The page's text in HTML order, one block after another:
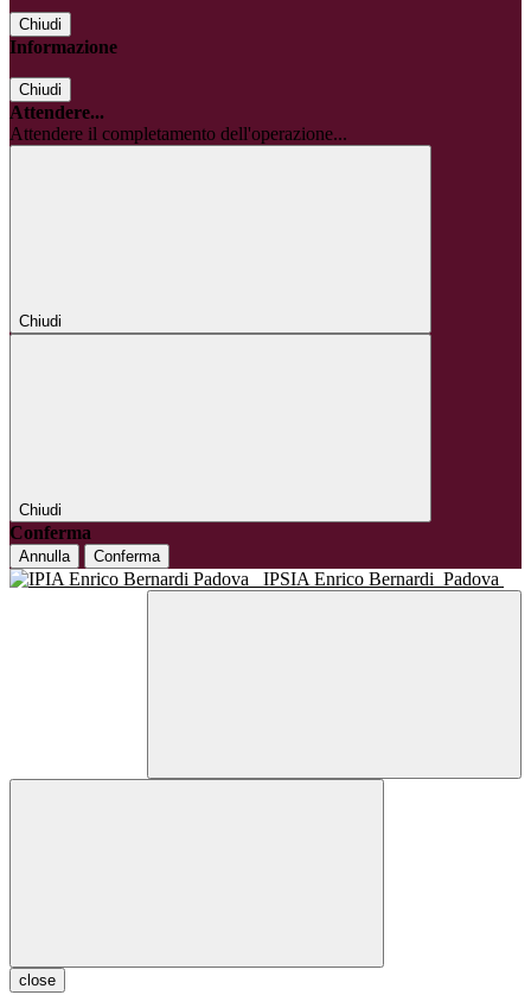
Chiudi
Informazione
Chiudi
Attendere...
Attendere il completamento dell'operazione...
Chiudi
Chiudi
Conferma
Annulla Conferma
IPSIA Enrico Bernardi Padova
close